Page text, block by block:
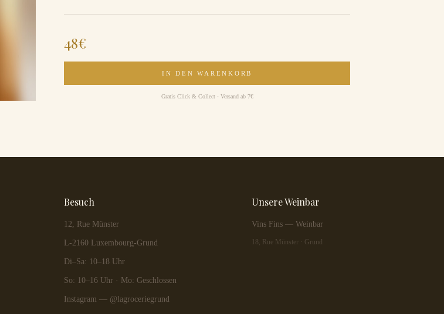
48€
IN DEN WARENKORB
Gratis Click & Collect · Versand ab 7€
Besuch
12, Rue Münster
L-2160 Luxembourg-Grund
Di–Sa: 10–18 Uhr
So: 10–16 Uhr · Mo: Geschlossen
Instagram — @lagroceriegrund
Unsere Weinbar
Vins Fins — Weinbar
18, Rue Münster · Grund